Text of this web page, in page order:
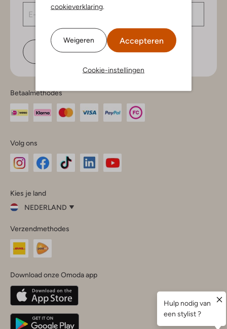
cookieverklaring
Weigeren Accepteren
Cookie-instellingen
Schrijf je in
Betaalmethodes
Volg ons
InstagramFacebook
Kies je land
NEDERLAND
je
land
Nederland
Belgique(Français)
Deutschland
Verzendmethodes
Download onze Omoda app